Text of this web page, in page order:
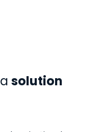
solution